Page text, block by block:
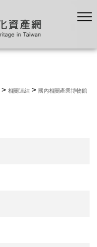
> 相關連結 > 國內相關產業博物館